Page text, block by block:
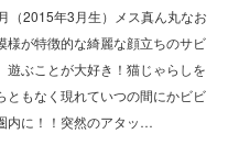
様が特徴的な綺麗な顔立ちのサビ
遊ぶことが大好き！猫じゃらしを
ともなく現れていつの間にかビビ
内に！！突然のアタッ…